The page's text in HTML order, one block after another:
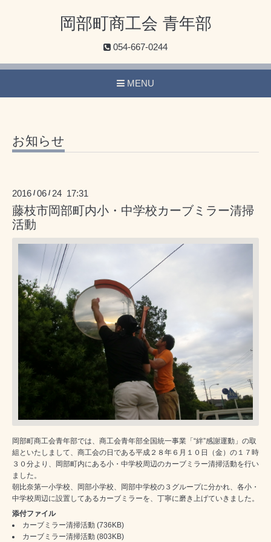
岡部町商工会 青年部
054-667-0244
MENU
お知らせ
2016 /06 / 24 17:31
藤枝市岡部町内小・中学校カーブミラー清掃
活動
岡部町商工会青年部では、商工会青年部全国統一事業「“絆”感謝運動」の取
組といたしまして、商工会の日である平成２８年６月１０日（金）の１７時
３０分より、岡部町内にある小・中学校周辺のカーブミラー清掃活動を行い
ました。
朝比奈第一小学校、岡部小学校、岡部中学校の３グループに分かれ、各小・
中学校周辺に設置してあるカーブミラーを、丁寧に磨き上げていきました。
添付ファイル
カーブミラー清掃活動 (736KB)
カーブミラー清掃活動 (803KB)